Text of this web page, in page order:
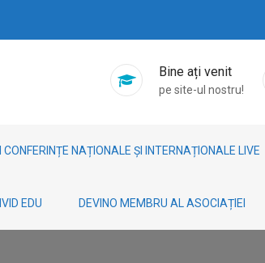
Bine ați venit
pe site-ul nostru!
CONFERINȚE NAȚIONALE ȘI INTERNAȚIONALE LIVE
EDU DEVINO MEMBRU AL ASOCIAȚIEI